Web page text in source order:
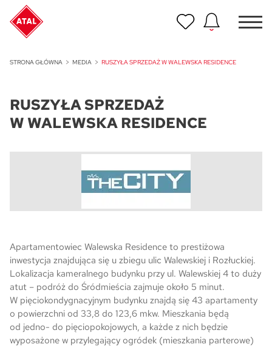
STRONA GŁÓWNA MEDIA RUSZYŁA SPRZEDAŻ W WALEWSKA RESIDENCE
RUSZYŁA SPRZEDAŻ
W WALEWSKA RESIDENCE
Apartamentowiec Walewska Residence to prestiżowa
inwestycja znajdująca się u zbiegu ulic Walewskiej i Rozłuckiej.
Lokalizacja kameralnego budynku przy ul. Walewskiej 4 to duży
atut – podróż do Śródmieścia zajmuje około 5 minut.
W pięciokondygnacyjnym budynku znajdą się 43 apartamenty
o powierzchni od 33,8 do 123,6 mkw. Mieszkania będą
od jedno- do pięciopokojowych, a każde z nich będzie
wyposażone w przylegający ogródek (mieszkania parterowe)
ATAL Unii Lubelskiej w Poznaniu
Nowość
ATAL Ville przy Białej
Program Poleceń ATAL
Polecaj i zyskaj nawet 5 000 zł
ATAL Floriana w Szczecinie
NOWOŚĆ
ATAL Ruczaj w Krakowie
Skwer Witosa w Piastowie